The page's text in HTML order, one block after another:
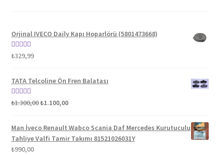
Orjinal IVECO Daily Kapı Hoparlörü (5801473668)
5 üzerinden
₺329,99
TATA Telcoline Ön Fren Balatası
5 üzerinden
₺1.300,00Orijinal
₺1.300,00.
₺1.100,00Şu
fiyat:
₺1.100,00.
Man İveco Renault Wabco Scania Daf Mercedes Kurutuculu
Tahliye Valfi Tamir Takımı 81521026031Y
₺990,00